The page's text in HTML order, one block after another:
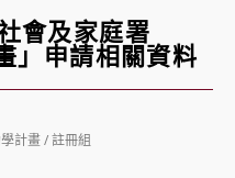
會及家庭署
」申請相關資料
計畫/註冊組